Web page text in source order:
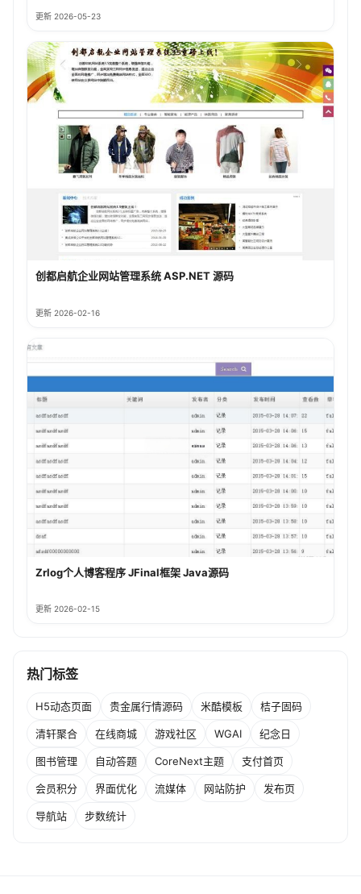
更新 2026-05-23
创都启航企业网站管理系统 ASP.NET 源码
更新 2026-02-16
Zrlog个人博客程序 JFinal框架 Java源码
更新 2026-02-15
热门标签
H5动态页面 贵金属行情源码 米酷模板 桔子固码
清轩聚合 在线商城 游戏社区 WGAI 纪念日
图书管理 自动答题 CoreNext主题 支付首页
会员积分 界面优化 流媒体 网站防护 发布页
导航站 步数统计